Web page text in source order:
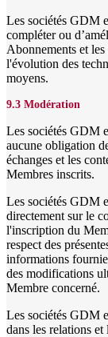
Les sociétés GDM
compléter ou
Abonnements et
l'évolution des
moyens.
9.3 Modération
Les sociétés GDM
aucune obligation
échanges et les
Membres inscrits.
Les sociétés GDM
directement sur le
l'inscription du
respect des
informations
des modifications
Membre concerné.
Les sociétés GDM
dans les relations et